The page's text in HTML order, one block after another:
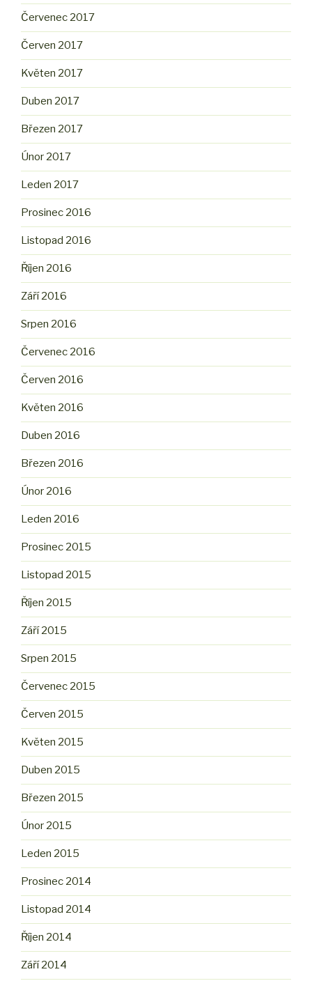
Červenec 2017
Červen 2017
Květen 2017
Duben 2017
Březen 2017
Únor 2017
Leden 2017
Prosinec 2016
Listopad 2016
Říjen 2016
Září 2016
Srpen 2016
Červenec 2016
Červen 2016
Květen 2016
Duben 2016
Březen 2016
Únor 2016
Leden 2016
Prosinec 2015
Listopad 2015
Říjen 2015
Září 2015
Srpen 2015
Červenec 2015
Červen 2015
Květen 2015
Duben 2015
Březen 2015
Únor 2015
Leden 2015
Prosinec 2014
Listopad 2014
Říjen 2014
Září 2014